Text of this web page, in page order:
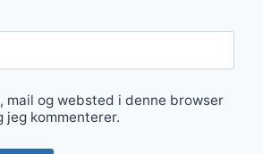
mail og websted i denne browser
kommenterer.